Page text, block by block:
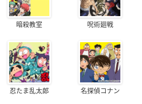
暗殺教室 呪術廻戦
忍たま乱太郎 名探偵コナン